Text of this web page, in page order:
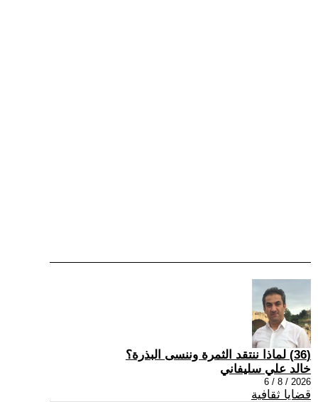
(36) لماذا ننتقد الثمرة وننسى البذرة؟
خالد علي سليفاني
2026 / 8 / 6
قضايا ثقافية